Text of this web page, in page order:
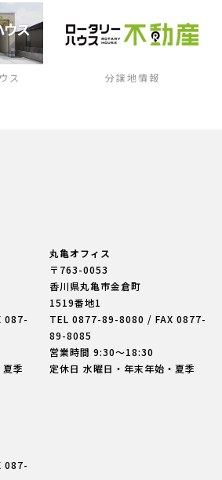
ス 分譲地情報
087-
季
丸亀オフィス
〒763-0053
香川県丸亀市金倉町
1519番地1
TEL0877-89-8080 / FAX 0877-
89-8085
営業時間 9:30〜18:30
定休日 水曜日・年末年始・夏季
087-